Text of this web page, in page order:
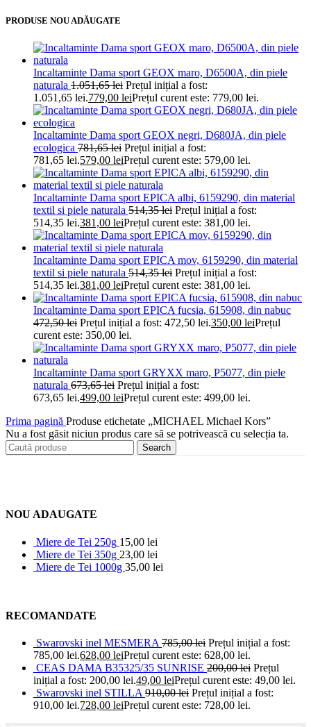
PRODUSE NOU ADĂUGATE
Incaltaminte Dama sport GEOX maro, D6500A, din piele
naturala 1.051,65lei Prețul inițial a fost:
1.051,65 lei.779,00 leiPrețul curent este: 779,00 lei.
Incaltaminte Dama sport GEOX negri, D680JA, din piele
ecologica 781,65lei Prețul inițial a fost:
781,65 lei.579,00 leiPrețul curent este: 579,00 lei.
Incaltaminte Dama sport EPICA albi, 6159290, din material
textil si piele naturala 514,35lei Prețul inițial a fost:
514,35 lei.381,00 leiPrețul curent este: 381,00 lei.
Incaltaminte Dama sport EPICA mov, 6159290, din material
textil si piele naturala 514,35lei Prețul inițial a fost:
514,35 lei.381,00 leiPrețul curent este: 381,00 lei.
Incaltaminte Dama sport EPICA fucsia, 615908, din nabuc
472,50lei Prețul inițial a fost: 472,50 lei.350,00 leiPrețul
curent este: 350,00 lei.
Incaltaminte Dama sport GRYXX maro, P5077, din piele
naturala 673,65lei Prețul inițial a fost:
673,65 lei.499,00 leiPrețul curent este: 499,00 lei.
Prima pagină Produse etichetate „MICHAEL Michael Kors”
Nu a fost găsit niciun produs care să se potrivească cu selecția ta.
Search
NOU ADAUGATE
Miere de Tei 250g 15,00 lei
Miere de Tei 350g 23,00 lei
Miere de Tei 1000g 35,00 lei
RECOMANDATE
Swarovski inel MESMERA 785,00lei Prețul inițial a fost:
785,00 lei.628,00 leiPrețul curent este: 628,00 lei.
CEAS DAMA B35325/35 SUNRISE 200,00lei Prețul
inițial a fost: 200,00 lei.49,00 leiPrețul curent este: 49,00 lei.
Swarovski inel STILLA 910,00lei Prețul inițial a fost:
910,00 lei.728,00 leiPrețul curent este: 728,00 lei.